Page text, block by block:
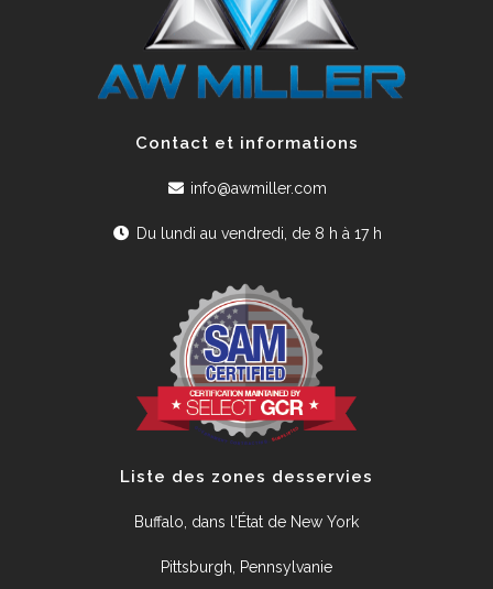
Contact et informations
info@awmiller.com
Du lundi au vendredi, de 8 h à 17 h
Liste des zones desservies
Buffalo, dans l'État de New York
Pittsburgh, Pennsylvanie